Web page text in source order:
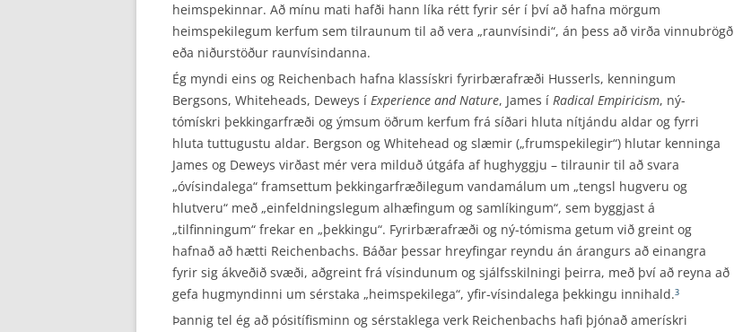
heimspekinnar. Að mínu mati hafði hann líka rétt fyrir sér í því að hafna mörgum
heimspekilegum kerfum sem tilraunum til að vera „raunvísindi“, án þess að virða vinnubrögð
eða niðurstöður raunvísindanna.
Ég myndi eins og Reichenbach hafna klassískri fyrirbærafræði Husserls, kenningum
Bergsons, Whiteheads, Deweys í Experience and Nature, James í Radical Empiricism, ný-
tómískri þekkingarfræði og ýmsum öðrum kerfum frá síðari hluta nítjándu aldar og fyrri
hluta tuttugustu aldar. Bergson og Whitehead og slæmir („frumspekilegir“) hlutar kenninga
James og Deweys virðast mér vera milduð útgáfa af hughyggju – tilraunir til að svara
„óvísindalega“ framsettum þekkingarfræðilegum vandamálum um „tengsl hugveru og
hlutveru“ með „einfeldningslegum alhæfingum og samlíkingum“, sem byggjast á
„tilfinningum“ frekar en „þekkingu“. Fyrirbærafræði og ný-tómisma getum við greint og
hafnað að hætti Reichenbachs. Báðar þessar hreyfingar reyndu án árangurs að einangra
fyrir sig ákveðið svæði, aðgreint frá vísindunum og sjálfsskilningi þeirra, með því að reyna að
gefa hugmyndinni um sérstaka „heimspekilega“, yfir-vísindalega þekkingu innihald.3
Þannig tel ég að pósitífisminn og sérstaklega verk Reichenbachs hafi þjónað amerískri